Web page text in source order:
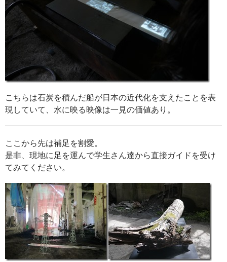
こちらは石炭を積んだ船が日本の近代化を支えたことを表
現していて、水に映る映像は一見の価値あり。
ここから先は補足を割愛。
是非、現地に足を運んで学生さん達から直接ガイドを受け
てみてください。